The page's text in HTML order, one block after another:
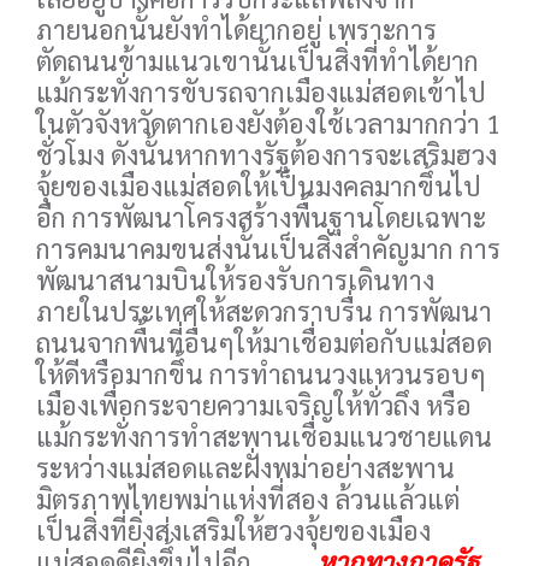
ภายนอกนั้นยังทำได้ยากอยู่ เพราะการ
ตัดถนนข้ามแนวเขานั้นเป็นสิ่งที่ทำได้ยาก
แม้กระทั่งการขับรถจากเมืองแม่สอดเข้าไป
ในตัวจังหวัดตากเองยังต้องใช้เวลามากกว่า 1
ชั่วโมง ดังนั้นหากทางรัฐต้องการจะเสริมฮวง
จุ้ยของเมืองแม่สอดให้เป็นมงคลมากขึ้นไป
อีก การพัฒนาโครงสร้างพื้นฐานโดยเฉพาะ
การคมนาคมขนส่งนั้นเป็นสิ่งสำคัญมาก การ
พัฒนาสนามบินให้รองรับการเดินทาง
ภายในประเทศให้สะดวกราบรื่น การพัฒนา
ถนนจากพื้นที่อื่นๆให้มาเชื่อมต่อกับแม่สอด
ให้ดีหรือมากขึ้น การทำถนนวงแหวนรอบๆ
เมืองเพื่อกระจายความเจริญให้ทั่วถึง หรือ
แม้กระทั่งการทำสะพานเชื่อมแนวชายแดน
ระหว่างแม่สอดและฝั่งพม่าอย่างสะพาน
มิตรภาพไทยพม่าแห่งที่สอง ล้วนแล้วแต่
เป็นสิ่งที่ยิ่งส่งเสริมให้ฮวงจุ้ยของเมือง